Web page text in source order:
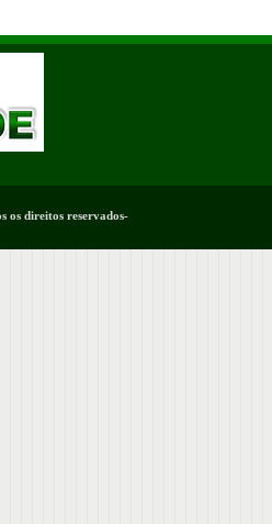
os direitos reservados-